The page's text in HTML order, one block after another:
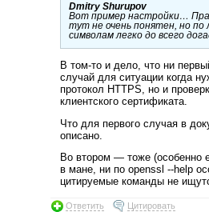
Dmitry Shurupov
Вот пример настройки…
тут не очень понятен, но по
символам легко до всего
В том-то и дело, что ни
случай для ситуации когда
протокол HTTPS, но и
клиентского сертификата.
Что для первого случая в
описано.
Во втором — тоже (особенно
в мане, ни по openssl --help
цитируемые команды не
Ответить Цитировать